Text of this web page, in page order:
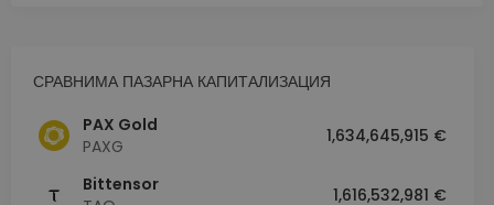
СРАВНИМА ПАЗАРНА КАПИТАЛИЗАЦИЯ
PAX Gold
PAXG
1,634,645,915 €
Bittensor
1,616,532,981 €